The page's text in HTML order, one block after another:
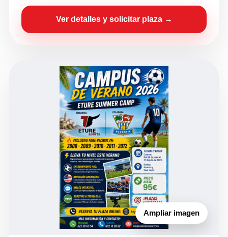
Ver detalles y solicitar plaza →
Ampliar imagen